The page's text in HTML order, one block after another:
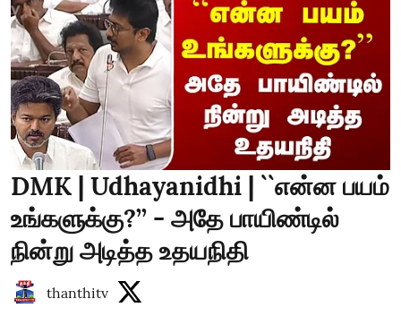
DMK | Udhayanidhi | ``என்ன பயம்
உங்களுக்கு?’’ - அதே பாயிண்டில்
நின்று அடித்த உதயநிதி
thanthitv